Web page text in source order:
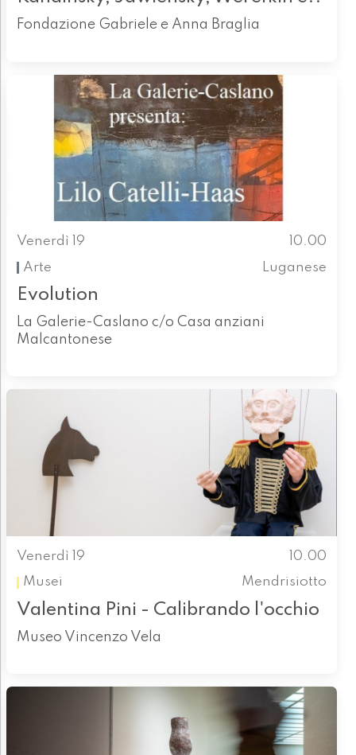
Fondazione Gabriele e Anna Braglia
Venerdì 19
10.00
Arte
Luganese
Evolution
La Galerie-Caslano c/o Casa anziani
Malcantonese
Venerdì 19
10.00
Musei
Mendrisiotto
Valentina Pini - Calibrando l'occhio
Museo Vincenzo Vela